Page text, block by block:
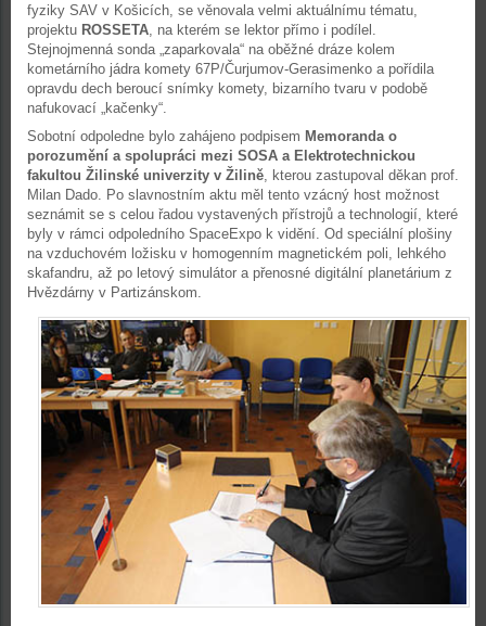
fyziky SAV v Košicích, se věnovala velmi aktuálnímu tématu,
projektu ROSSETA, na kterém se lektor přímo i podílel.
Stejnojmenná sonda „zaparkovala“ na oběžné dráze kolem
kometárního jádra komety 67P/Čurjumov-Gerasimenko a pořídila
opravdu dech beroucí snímky komety, bizarního tvaru v podobě
nafukovací „kačenky“.
Sobotní odpoledne bylo zahájeno podpisem Memoranda o
porozumění a spolupráci mezi SOSA a Elektrotechnickou
fakultou Žilinské univerzity v Žilině, kterou zastupoval děkan prof.
Milan Dado. Po slavnostním aktu měl tento vzácný host možnost
seznámit se s celou řadou vystavených přístrojů a technologií, které
byly v rámci odpoledního SpaceExpo k vidění. Od speciální plošiny
na vzduchovém ložisku v homogenním magnetickém poli, lehkého
skafandru, až po letový simulátor a přenosné digitální planetárium z
Hvězdárny v Partizánskom.